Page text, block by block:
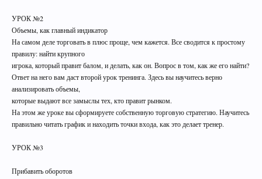
УРОК №2
Объемы, как главный индикатор
На самом деле торговать в плюс проще, чем кажется. Все сводится к простому
правилу: найти крупного
игрока, который правит балом, и делать, как он. Вопрос в том, как же его найти?
Ответ на него вам даст второй урок тренинга. Здесь вы научитесь верно
анализировать объемы,
которые выдают все замыслы тех, кто правит рынком.
На этом же уроке вы сформируете собственную торговую стратегию. Научитесь
правильно читать график и находить точки входа, как это делает тренер.
УРОК №3
Прибавить оборотов